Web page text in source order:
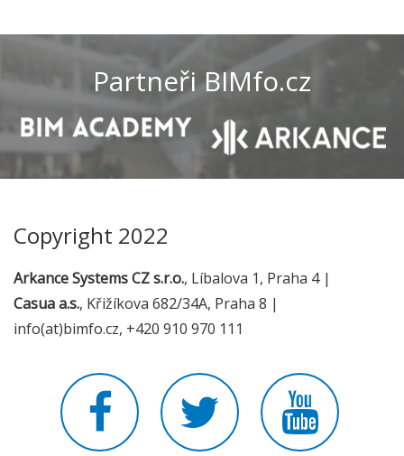
Partneři BIMfo.cz
Copyright 2022
Arkance Systems CZ s.r.o., Líbalova 1, Praha 4 |
Casua a.s., Křižíkova 682/34A, Praha 8 |
info(at)bimfo.cz, +420 910 970 111